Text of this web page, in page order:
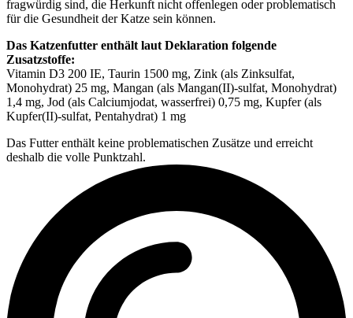
fragwürdig sind, die Herkunft nicht offenlegen oder problematisch
für die Gesundheit der Katze sein können.
Das Katzenfutter enthält laut Deklaration folgende
Zusatzstoffe:
Vitamin D3 200 IE, Taurin 1500 mg, Zink (als Zinksulfat,
Monohydrat) 25 mg, Mangan (als Mangan(II)-sulfat, Monohydrat)
1,4 mg, Jod (als Calcium­jodat, wasserfrei) 0,75 mg, Kupfer (als
Kupfer(II)-sulfat, Pentahydrat) 1 mg
Das Futter enthält keine problematischen Zusätze und erreicht
deshalb die volle Punktzahl.